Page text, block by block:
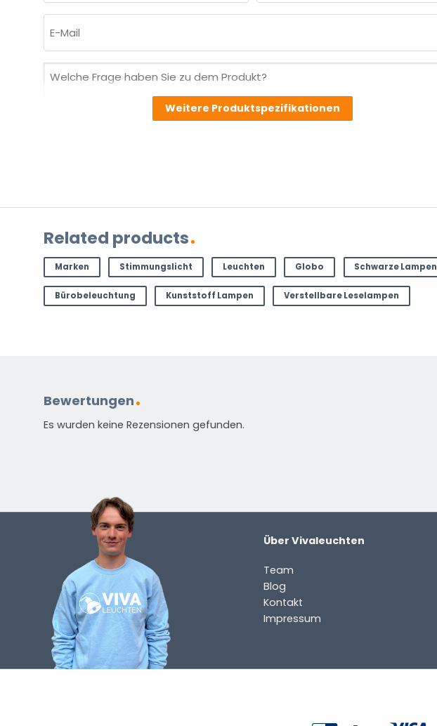
Vorname Nachname
Mail
Welche
Weitere Produktspezifikationen
Related products
Marken Stimmungslicht Leuchten Globo Schwarze Lampen
Bürobeleuchtung Kunststoff Lampen Verstellbare Leselampen
Bewertungen
Es wurden keine Rezensionen gefunden.
Über Vivaleuchten
Team
Blog
Kontakt
Impressum